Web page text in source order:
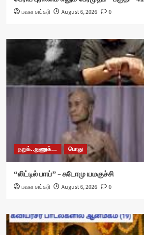
பவள சங்கரி August 6, 2026 0
நறுக்..துணுக்... பொது
“லிட்டில் பாய்” – சுடோமு யமகுச்சி
பவள சங்கரி August 6, 2026 0